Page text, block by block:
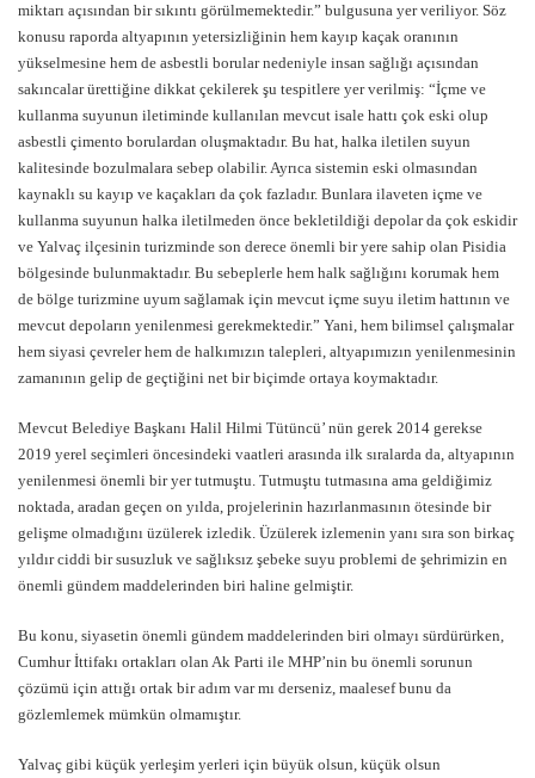
miktarı açısından bir sıkıntı görülmemektedir.” bulgusuna yer veriliyor. Söz
konusu raporda altyapının yetersizliğinin hem kayıp kaçak oranının
yükselmesine hem de asbestli borular nedeniyle insan sağlığı açısından
sakıncalar ürettiğine dikkat çekilerek şu tespitlere yer verilmiş: “İçme ve
kullanma suyunun iletiminde kullanılan mevcut isale hattı çok eski olup
asbestli çimento borulardan oluşmaktadır. Bu hat, halka iletilen suyun
kalitesinde bozulmalara sebep olabilir. Ayrıca sistemin eski olmasından
kaynaklı su kayıp ve kaçakları da çok fazladır. Bunlara ilaveten içme ve
kullanma suyunun halka iletilmeden önce bekletildiği depolar da çok eskidir
ve Yalvaç ilçesinin turizminde son derece önemli bir yere sahip olan Pisidia
bölgesinde bulunmaktadır. Bu sebeplerle hem halk sağlığını korumak hem
de bölge turizmine uyum sağlamak için mevcut içme suyu iletim hattının ve
mevcut depoların yenilenmesi gerekmektedir.” Yani, hem bilimsel çalışmalar
hem siyasi çevreler hem de halkımızın talepleri, altyapımızın yenilenmesinin
zamanının gelip de geçtiğini net bir biçimde ortaya koymaktadır.
Mevcut Belediye Başkanı Halil Hilmi Tütüncü’ nün gerek 2014 gerekse
2019 yerel seçimleri öncesindeki vaatleri arasında ilk sıralarda da, altyapının
yenilenmesi önemli bir yer tutmuştu. Tutmuştu tutmasına ama geldiğimiz
noktada, aradan geçen on yılda, projelerinin hazırlanmasının ötesinde bir
gelişme olmadığını üzülerek izledik. Üzülerek izlemenin yanı sıra son birkaç
yıldır ciddi bir susuzluk ve sağlıksız şebeke suyu problemi de şehrimizin en
önemli gündem maddelerinden biri haline gelmiştir.
Bu konu, siyasetin önemli gündem maddelerinden biri olmayı sürdürürken,
Cumhur İttifakı ortakları olan Ak Parti ile MHP’nin bu önemli sorunun
çözümü için attığı ortak bir adım var mı derseniz, maalesef bunu da
gözlemlemek mümkün olmamıştır.
Yalvaç gibi küçük yerleşim yerleri için büyük olsun, küçük olsun